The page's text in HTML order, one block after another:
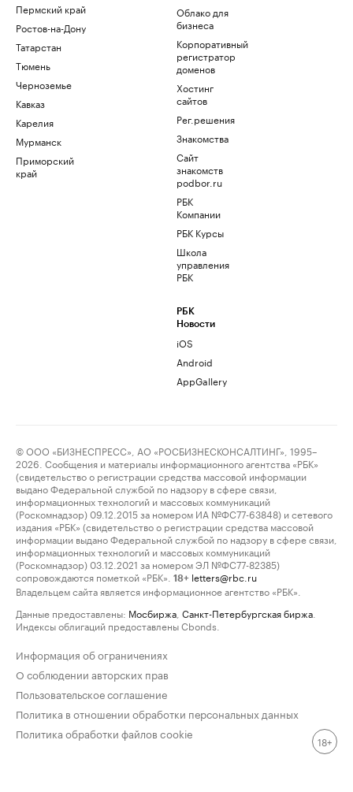
Пермский край
Ростов-на-Дону
Татарстан
Тюмень
Черноземье
Кавказ
Карелия
Мурманск
Приморский
край
Облако для
бизнеса
Корпоративный
регистратор
доменов
Хостинг
сайтов
Рег.решения
Знакомства
Сайт
знакомств
podbor.ru
РБК
Компании
РБК Курсы
Школа
управления
РБК
РБК
Новости
iOS
Android
AppGallery
© ООО «БИЗНЕСПРЕСС», АО «РОСБИЗНЕСКОНСАЛТИНГ», 1995–
2026. Сообщения и материалы информационного агентства «РБК»
(свидетельство о регистрации средства массовой информации
выдано Федеральной службой по надзору в сфере связи,
информационных технологий и массовых коммуникаций
(Роскомнадзор) 09.12.2015 за номером ИА №ФС77-63848) и сетевого
издания «РБК» (свидетельство о регистрации средства массовой
информации выдано Федеральной службой по надзору в сфере связи,
информационных технологий и массовых коммуникаций
(Роскомнадзор) 03.12.2021 за номером ЭЛ №ФС77-82385)
сопровождаются пометкой «РБК».
18+ letters@rbc.ru
Владельцем сайта является информационное агентство «РБК».
Данные предоставлены: Мосбиржа Санкт-Петербургская биржа
Индексы облигаций предоставлены Cbonds.
Информация об ограничениях
О соблюдении авторских прав
Пользовательское соглашение
Политика в отношении обработки персональных данных
Политика обработки файлов cookie
18+